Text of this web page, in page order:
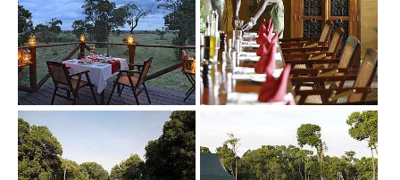
Show larger version